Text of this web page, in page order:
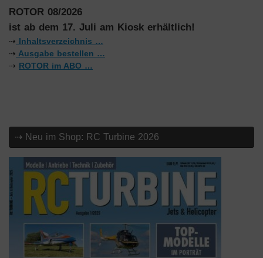
ROTOR 08/2026
ist ab dem 17. Juli am Kiosk erhältlich!
⇢ Inhaltsverzeichnis …
⇢ Ausgabe bestellen …
⇢ ROTOR im ABO …
⇢ Neu im Shop: RC Turbine 2026